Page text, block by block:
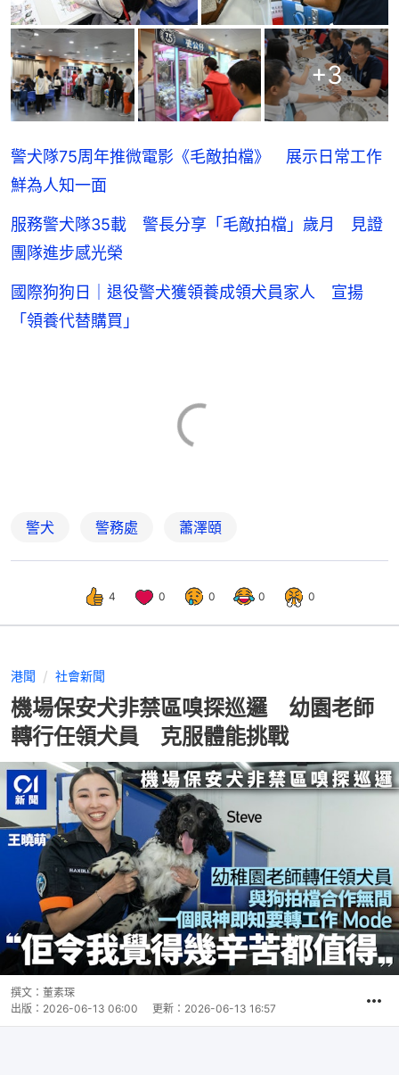
+3
警犬隊75周年推微電影《毛敵拍檔》 展示日常工作
鮮為人知一面
服務警犬隊35載 警長分享「毛敵拍檔」歲月 見證
團隊進步感光榮
國際狗狗日｜退役警犬獲領養成領犬員家人 宣揚
「領養代替購買」
警犬 警務處 蕭澤頤
4 0 0 0 0
港聞 社會新聞
機場保安犬非禁區嗅探巡邏 幼園老師
轉行任領犬員 克服體能挑戰
撰文： 董素琛
出版： 2026-06-13 06:00 更新： 2026-06-13 16:57